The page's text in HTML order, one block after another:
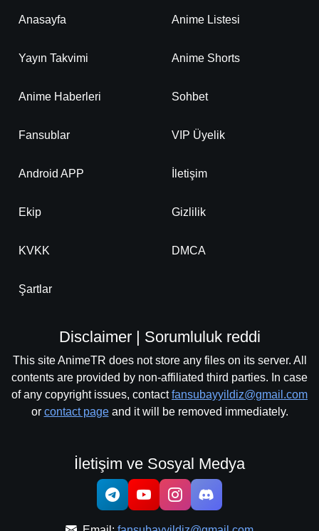
Anasayfa Anime Listesi
Yayın Takvimi Anime Shorts
Anime Haberleri Sohbet
Fansublar VIP Üyelik
Android APP İletişim
Ekip Gizlilik
KVKK DMCA
Şartlar
Disclaimer | Sorumluluk reddi
This site AnimeTR does not store any files on its server. All
contents are provided by non-affiliated third parties. In case
of any copyright issues, contactfansubayyildiz@gmail.com
or contact pageand it will be removed immediately.
İletişim ve Sosyal Medya